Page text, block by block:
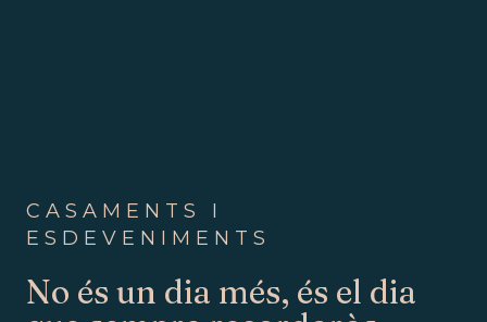
CASAMENTS I
ESDEVENIMENTS
No és un dia més, és el dia